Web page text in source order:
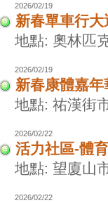
2026/02/19
新春單車行大
地點: 奧林匹
2026/02/19
新春康體嘉年
地點: 祐漢街
2026/02/22
活力社區-體
地點: 望廈山
2026/02/22